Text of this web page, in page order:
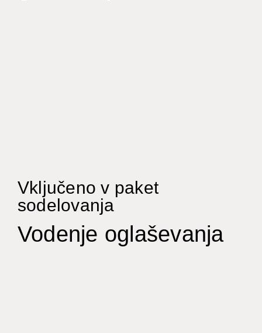
Vključeno v paket
sodelovanja
Vodenje oglaševanja